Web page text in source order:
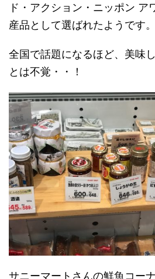
ド・アクション・ニッポン ア
産品として選ばれたようです。
全国で話題になるほど、美味
とは不覚・・！
サニーマートさんの鮮魚コー